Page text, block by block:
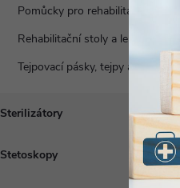
Pomůcky pro rehabilitace rukou
Rehabilitační stoly a lehátka
Tejpovací pásky, tejpy a podtejpy
Sterilizátory
Stetoskopy